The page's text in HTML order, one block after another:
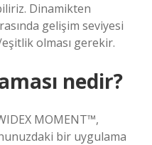
Dinamikten
gelişim seviyesi
olması gerekir.
nedir?
MOMENT™,
bir uygulama